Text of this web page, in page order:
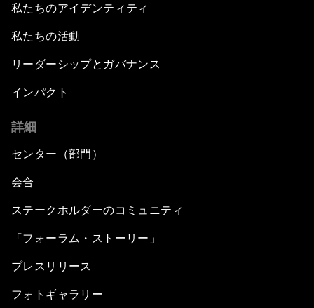
私たちのアイデンティティ
私たちの活動
リーダーシップとガバナンス
インパクト
詳細
センター（部門）
会合
ステークホルダーのコミュニティ
「フォーラム・ストーリー」
プレスリリース
フォトギャラリー